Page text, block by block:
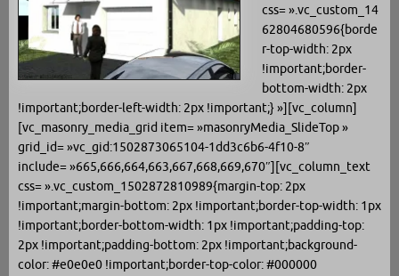
css= ».vc_custom_14
62804680596{borde
r-top-width: 2px
!important;border-
bottom-width: 2px
!important;border-left-width: 2px !important;} »][vc_column]
[vc_masonry_media_grid item= »masonryMedia_SlideTop »
grid_id= »vc_gid:1502873065104-1dd3c6b6-4f10-8″
include= »665,666,664,663,667,668,669,670″][vc_column_text
css= ».vc_custom_1502872810989{margin-top: 2px
!important;margin-bottom: 2px !important;border-top-width: 1px
!important;border-bottom-width: 1px !important;padding-top:
2px !important;padding-bottom: 2px !important;background-
color: #e0e0e0 !important;border-top-color: #000000